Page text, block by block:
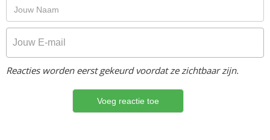
Reacties worden eerst gekeurd voordat ze zichtbaar zijn.